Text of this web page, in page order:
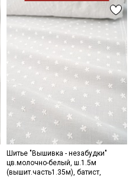
Шитье "Вышивка - незабудки"
цв.молочно-белый, ш.1.5м
(вышит.часть1.35м), батист,
рекламных и